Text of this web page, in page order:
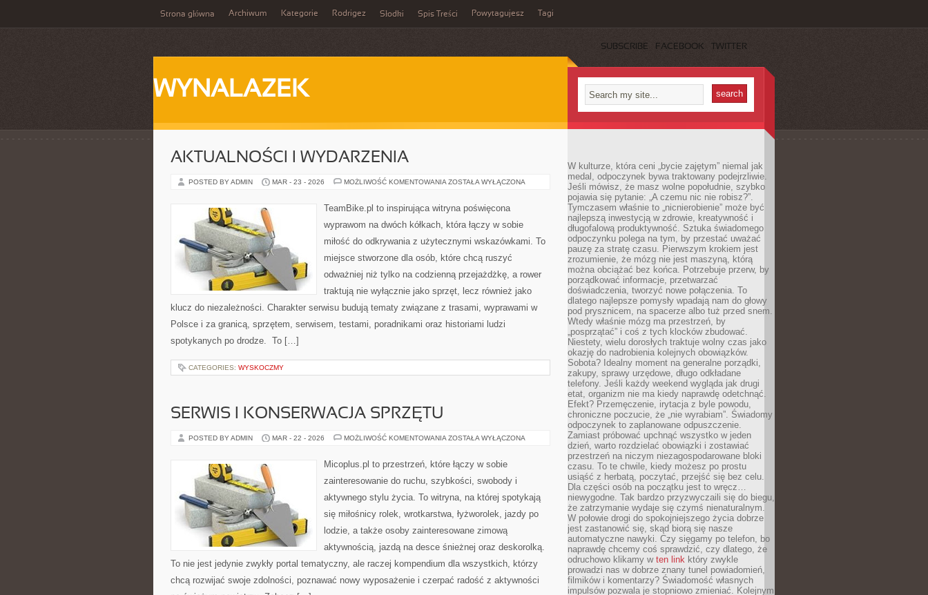
Strona główna Archiwum Kategorie Rodrigez Słodki Spis Treści Powytagujesz Tagi
SUBSCRIBE FACEBOOK TWITTER
WYNALAZEK
AKTUALNOŚCI I WYDARZENIA
POSTED BY ADMIN MAR - 23 - 2026 MOŻLIWOŚĆ KOMENTOWANIA AKTUALNOŚCI
ZOSTAŁA WYŁĄCZONA
TeamBike.pl to inspirująca witryna poświęcona
wyprawom na dwóch kółkach, która łączy w sobie
miłość do odkrywania z użytecznymi wskazówkami. To
miejsce stworzone dla osób, które chcą ruszyć
odważniej niż tylko na codzienną przejażdżkę, a rower
traktują nie wyłącznie jako sprzęt, lecz również jako
klucz do niezależności. Charakter serwisu budują tematy związane z trasami, wyprawami w
Polsce i za granicą, sprzętem, serwisem, testami, poradnikami oraz historiami ludzi
spotykanych po drodze. To […]
CATEGORIES: WYSKOCZMY
SERWIS I KONSERWACJA SPRZĘTU
POSTED BY ADMIN MAR - 22 - 2026 MOŻLIWOŚĆ KOMENTOWANIA SERWIS
SPRZĘTU
ZOSTAŁA WYŁĄCZONA
Micoplus.pl to przestrzeń, które łączy w sobie
zainteresowanie do ruchu, szybkości, swobody i
aktywnego stylu życia. To witryna, na której spotykają
się miłośnicy rolek, wrotkarstwa, łyżworolek, jazdy po
lodzie, a także osoby zainteresowane zimową
aktywnością, jazdą na desce śnieżnej oraz deskorolką.
To nie jest jedynie zwykły portal tematyczny, ale raczej kompendium dla wszystkich, którzy
chcą rozwijać swoje zdolności, poznawać nowy wyposażenie i czerpać radość z aktywności
W kulturze, która ceni „bycie zajętym” niemal jak
medal, odpoczynek bywa traktowany podejrzliwie.
Jeśli mówisz, że masz wolne popołudnie, szybko
pojawia się pytanie: „A czemu nic nie robisz?”.
Tymczasem właśnie to „nicnierobienie” może być
najlepszą inwestycją w zdrowie, kreatywność i
długofalową produktywność. Sztuka świadomego
odpoczynku polega na tym, by przestać uważać
pauzę za stratę czasu. Pierwszym krokiem jest
zrozumienie, że mózg nie jest maszyną, którą
można obciążać bez końca. Potrzebuje przerw, by
porządkować informacje, przetwarzać
doświadczenia, tworzyć nowe połączenia. To
dlatego najlepsze pomysły wpadają nam do głowy
pod prysznicem, na spacerze albo tuż przed snem.
Wtedy właśnie mózg ma przestrzeń, by
„posprzątać” i coś z tych klocków zbudować.
Niestety, wielu dorosłych traktuje wolny czas jako
okazję do nadrobienia kolejnych obowiązków.
Sobota? Idealny moment na generalne porządki,
zakupy, sprawy urzędowe, długo odkładane
telefony. Jeśli każdy weekend wygląda jak drugi
etat, organizm nie ma kiedy naprawdę odetchnąć.
Efekt? Przemęczenie, irytacja z byle powodu,
chroniczne poczucie, że „nie wyrabiam”. Świadomy
odpoczynek to zaplanowane odpuszczenie.
Zamiast próbować upchnąć wszystko w jeden
dzień, warto rozdzielać obowiązki i zostawiać
przestrzeń na niczym niezagospodarowane bloki
czasu. To te chwile, kiedy możesz po prostu
usiąść z herbatą, poczytać, przejść się bez celu.
Dla części osób na początku jest to wręcz…
niewygodne. Tak bardzo przyzwyczaili się do biegu,
że zatrzymanie wydaje się czymś nienaturalnym.
W połowie drogi do spokojniejszego życia dobrze
jest zastanowić się, skąd biorą się nasze
automatyczne nawyki. Czy sięgamy po telefon, bo
naprawdę chcemy coś sprawdzić, czy dlatego, że
odruchowo klikamy w ten link który zwykle
prowadzi nas w dobrze znany tunel powiadomień,
filmików i komentarzy? Świadomość własnych
impulsów pozwala je stopniowo zmieniać. Kolejnym